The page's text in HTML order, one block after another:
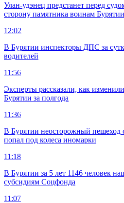
Улан-удэнец предстанет перед
сторону памятника воинам Бурятии
12:02
В Бурятии инспекторы ДПС за
водителей
11:56
Эксперты рассказали, как
Бурятии за полгода
11:36
В Бурятии неосторожный пешеход
попал под колеса иномарки
11:18
В Бурятии за 5 лет 1146 человек
субсидиям Соцфонда
11:07